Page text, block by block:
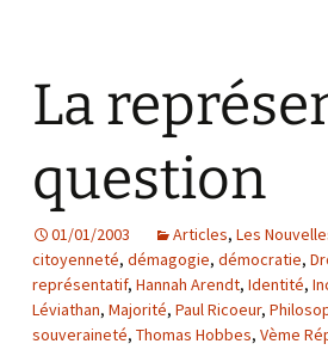
La
question
01/01/2003 Articles, Les
citoyenneté, démagogie, démocratie,
représentatif, Hannah Arendt, Identité,
Léviathan, Majorité, Paul Ricoeur,
souveraineté, Thomas Hobbes, Vème